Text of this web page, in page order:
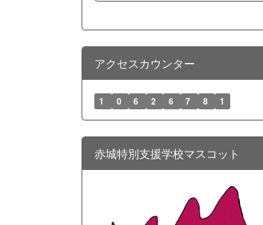
アクセスカウンター
1 0 6 2 6 7 8 1
赤城特別支援学校マスコット